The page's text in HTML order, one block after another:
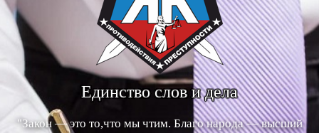
"Закон — это то,что мы чтим. Благо народа — высший
Единство слов и дела